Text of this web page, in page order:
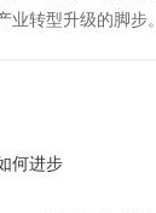
业转型升级的脚步。
何进步